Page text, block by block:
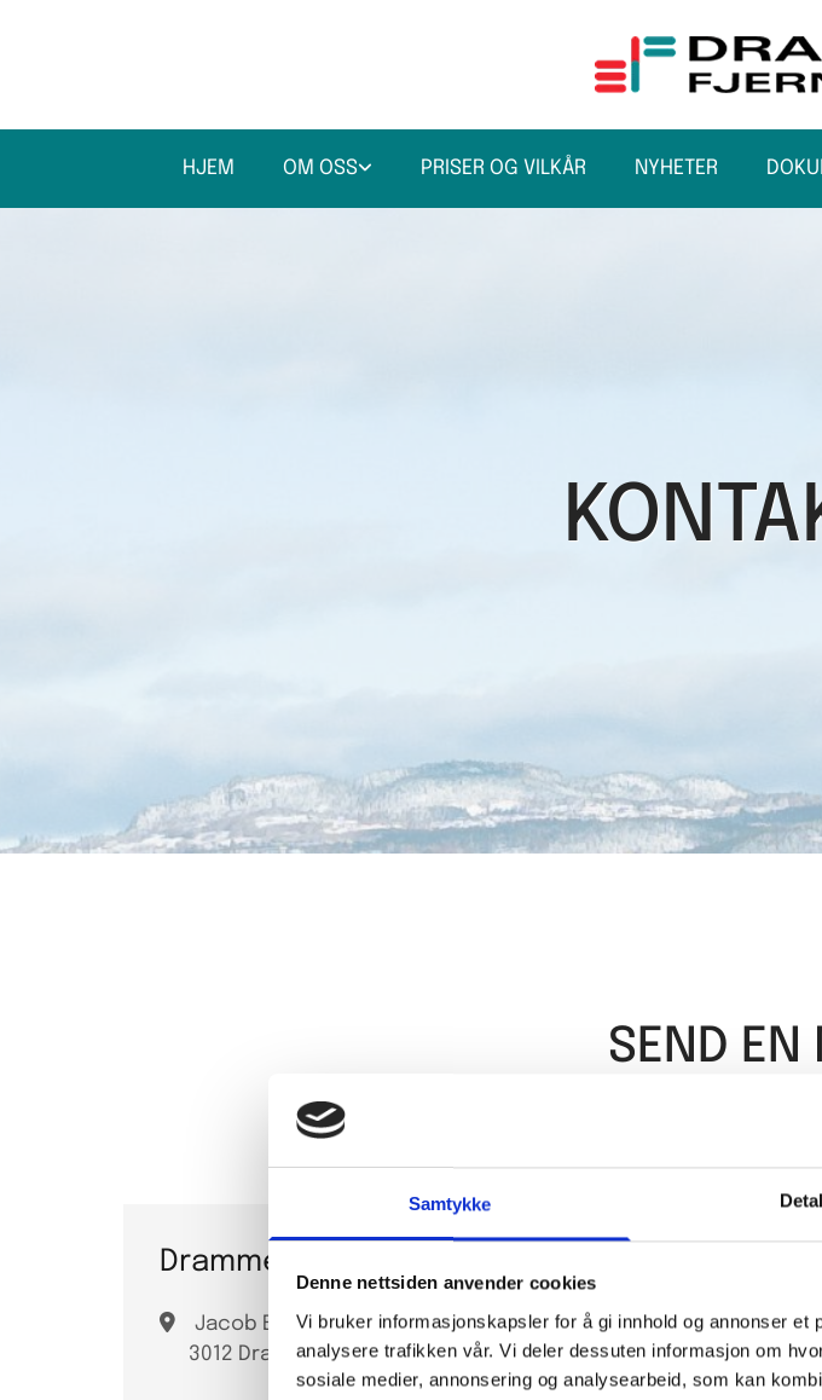
Samtykke
Denne nettsiden anvender cookies
Vi bruker informasjonskapsler for å gi innhold og annonser
analysere trafikken vår. Vi deler dessuten informasjon om
sosiale medier, annonsering og analysearbeid, som kan
HJEM OM OSS PRISER OG VILKÅR NYHETER
SEND EN
Drammen Fjernvarme AS
 Jacob Borchs gate 4
3012 Drammen
92 48 35 35
Vakttelefon 415 77